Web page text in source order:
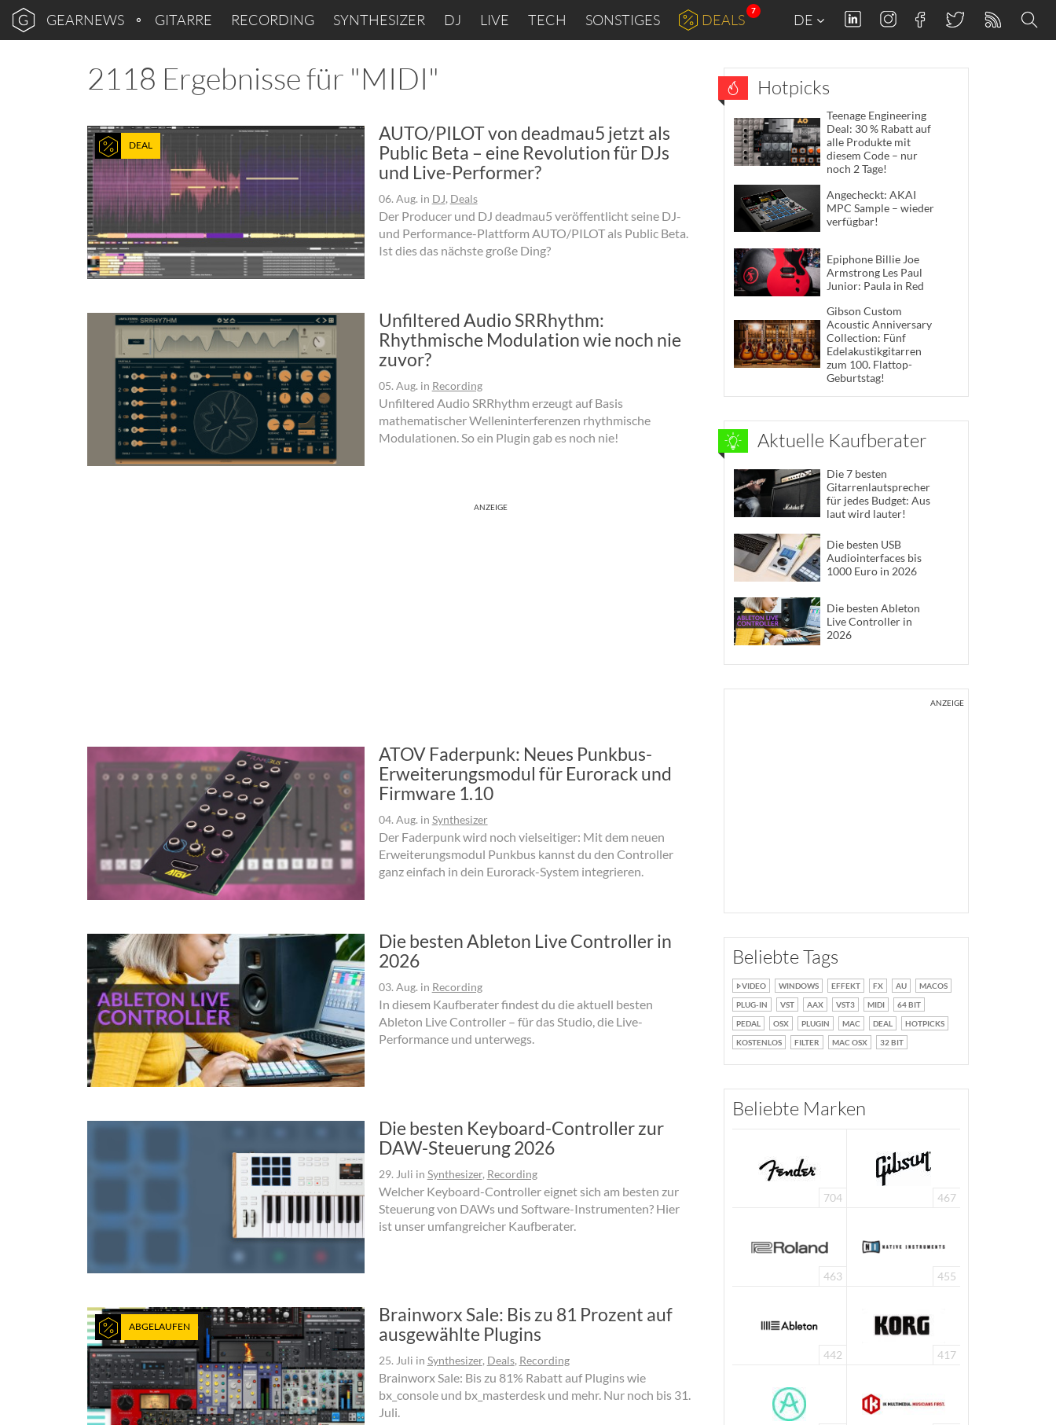
GEARNEWS GITARRE RECORDING SYNTHESIZER DJ LIVE TECH SONSTIGES DEALS
7
DE
2118 Ergebnisse für "MIDI"
DEAL
AUTO/PILOT von deadmau5 jetzt als
Public Beta – eine Revolution für DJs
und Live-Performer?
06. Aug. in DJ, Deals
Der Producer und DJ deadmau5 veröffentlicht seine DJ-
und Performance-Plattform AUTO/PILOT als Public Beta.
Ist dies das nächste große Ding?
Unfiltered Audio SRRhythm:
Rhythmische Modulation wie noch nie
zuvor?
05. Aug. in Recording
Unfiltered Audio SRRhythm erzeugt auf Basis
mathematischer Welleninterferenzen rhythmische
Modulationen. So ein Plugin gab es noch nie!
ANZEIGE
ATOV Faderpunk: Neues Punkbus-
Erweiterungsmodul für Eurorack und
Firmware 1.10
04. Aug. in Synthesizer
Der Faderpunk wird noch vielseitiger: Mit dem neuen
Erweiterungsmodul Punkbus kannst du den Controller
ganz einfach in dein Eurorack-System integrieren.
Die besten Ableton Live Controller in
2026
03. Aug. in Recording
In diesem Kaufberater findest du die aktuell besten
Ableton Live Controller – für das Studio, die Live-
Performance und unterwegs.
Die besten Keyboard-Controller zur
DAW-Steuerung 2026
29. Juli in Synthesizer, Recording
Welcher Keyboard-Controller eignet sich am besten zur
Steuerung von DAWs und Software-Instrumenten? Hier
ist unser umfangreicher Kaufberater.
ABGELAUFEN
Brainworx Sale: Bis zu 81 Prozent auf
ausgewählte Plugins
25. Juli in Synthesizer, Deals, Recording
Brainworx Sale: Bis zu 81% Rabatt auf Plugins wie
bx_console und bx_masterdesk und mehr. Nur noch bis 31.
Juli.
Hotpicks
Teenage Engineering
Deal: 30 % Rabatt auf
alle Produkte mit
diesem Code – nur
noch 2 Tage!
Angecheckt: AKAI
MPC Sample – wieder
verfügbar!
Epiphone Billie Joe
Armstrong Les Paul
Junior: Paula in Red
Gibson Custom
Acoustic Anniversary
Collection: Fünf
Edelakustikgitarren
zum 100. Flattop-
Geburtstag!
Aktuelle Kaufberater
Die 7 besten
Gitarrenlautsprecher
für jedes Budget: Aus
laut wird lauter!
Die besten USB
Audiointerfaces bis
1000 Euro in 2026
Die besten Ableton
Live Controller in
2026
ANZEIGE
Beliebte Tags
VIDEO WINDOWS EFFEKT FX AU
MACOS
PLUG-IN
VST AAX VST3 MIDI
64 BIT
PEDAL
OSX PLUGIN MAC DEAL
HOTPICKS
KOSTENLOS
FILTER MAC OSX 32 BIT
Beliebte Marken
704 467
463 455
442 417